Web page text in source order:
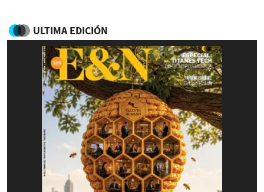
ULTIMA EDICIÓN